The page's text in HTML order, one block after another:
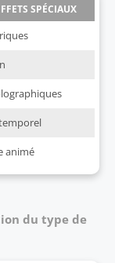
SPÉCIAUX
animé
du type de